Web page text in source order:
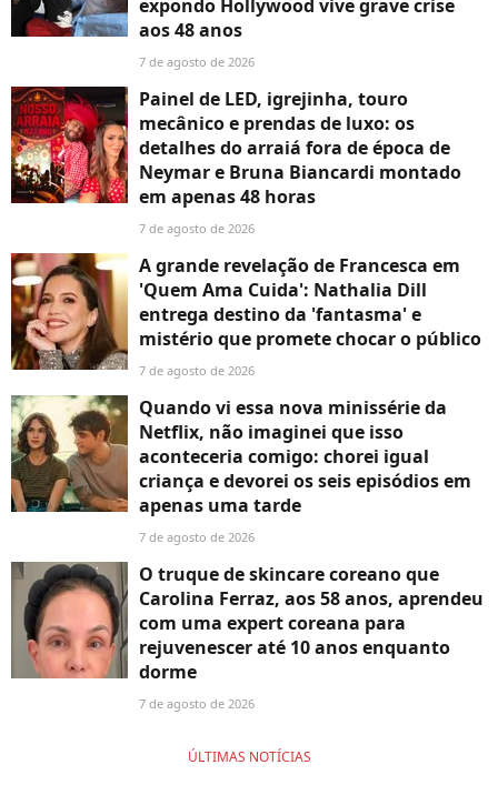
expondo Hollywood vive grave crise
aos 48 anos
7 de agosto de 2026
Painel de LED, igrejinha, touro
mecânico e prendas de luxo: os
detalhes do arraiá fora de época de
Neymar e Bruna Biancardi montado
em apenas 48 horas
7 de agosto de 2026
A grande revelação de Francesca em
'Quem Ama Cuida': Nathalia Dill
entrega destino da 'fantasma' e
mistério que promete chocar o público
7 de agosto de 2026
Quando vi essa nova minissérie da
Netflix, não imaginei que isso
aconteceria comigo: chorei igual
criança e devorei os seis episódios em
apenas uma tarde
7 de agosto de 2026
O truque de skincare coreano que
Carolina Ferraz, aos 58 anos, aprendeu
com uma expert coreana para
rejuvenescer até 10 anos enquanto
dorme
7 de agosto de 2026
ÚLTIMAS NOTÍCIAS